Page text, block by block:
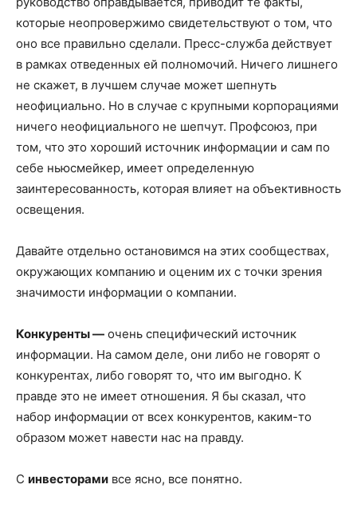
которые неопровержимо свидетельствуют о том, что
оно все правильно сделали. Пресс-служба действует
в рамках отведенных ей полномочий. Ничего лишнего
не скажет, в лучшем случае может шепнуть
неофициально. Но в случае с крупными корпорациями
ничего неофициального не шепчут. Профсоюз, при
том, что это хороший источник информации и сам по
себе ньюсмейкер, имеет определенную
заинтересованность, которая влияет на объективность
освещения.
Давайте отдельно остановимся на этих сообществах,
окружающих компанию и оценим их с точки зрения
значимости информации о компании.
Конкуренты — очень специфический источник
информации. На самом деле, они либо не говорят о
конкурентах, либо говорят то, что им выгодно. К
правде это не имеет отношения. Я бы сказал, что
набор информации от всех конкурентов, каким-то
образом может навести нас на правду.
С инвесторами все ясно, все понятно.